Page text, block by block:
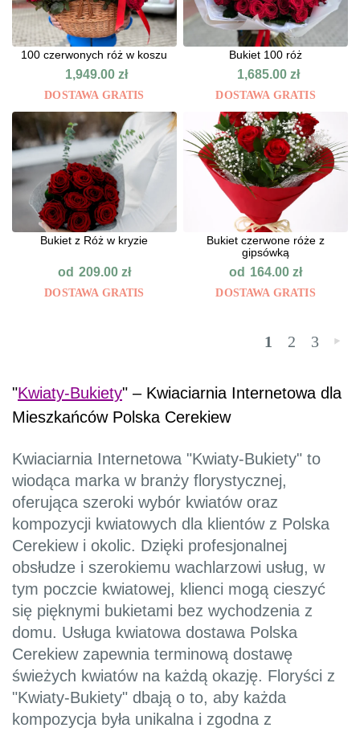
100 czerwonych róż w koszu
1,949.00zł
DOSTAWA GRATIS
Bukiet 100 róż
1,685.00 zł
DOSTAWA GRATIS
Bukiet z Róż w kryzie
od 209.00 zł
DOSTAWA GRATIS
Bukiet czerwone róże z
gipsówką
od 164.00zł
DOSTAWA GRATIS
1 2 3 »
"Kwiaty-Bukiety" – Kwiaciarnia Internetowa dla
Mieszkańców Polska Cerekiew
Kwiaciarnia Internetowa "Kwiaty-Bukiety" to
wiodąca marka w branży florystycznej,
oferująca szeroki wybór kwiatów oraz
kompozycji kwiatowych dla klientów z Polska
Cerekiew i okolic. Dzięki profesjonalnej
obsłudze i szerokiemu wachlarzowi usług, w
tym poczcie kwiatowej, klienci mogą cieszyć
się pięknymi bukietami bez wychodzenia z
domu. Usługa kwiatowa dostawa Polska
Cerekiew zapewnia terminową dostawę
świeżych kwiatów na każdą okazję. Floryści z
"Kwiaty-Bukiety" dbają o to, aby każda
kompozycja była unikalna i zgodna z